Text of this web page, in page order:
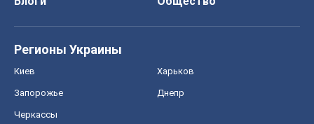
Регионы Украины
Киев Харьков
Запорожье Днепр
Черкассы